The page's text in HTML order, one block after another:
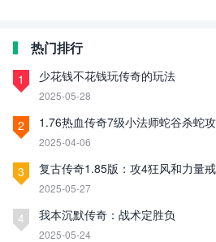
热门排行
1 少花钱不花钱玩传奇的玩法
2025-05-28
2 1.76热血传奇7级小法师蛇谷杀蛇
2025-04-06
3 复古传奇1.85版：攻4狂风和力量
2025-05-27
4 我本沉默传奇：战术定胜负
2025-05-24